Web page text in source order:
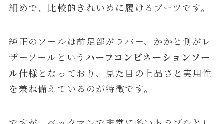
細めで、比較的きれいめに履けるブーツです。
純正のソールは前足部がラバー、かかと側がレ
ザーソールという ハーフコンビネーションソー
ル仕様 となっており、見た目の上品さと実用性
を兼ね備えているのが特徴です。